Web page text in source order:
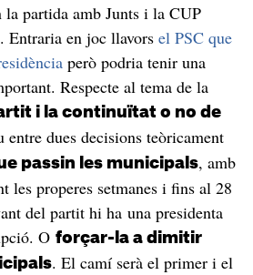
la partida amb Junts i la CUP
Entraria en joc llavors el PSC que
però podria tenir una
Respecte al tema de la
i la continuïtat o no de
entre dues decisions teòricament
passin les municipals, amb
les properes setmanes i fins al 28
del partit hi ha una presidenta
O forçar-la a dimitir
. El camí serà el primer i el